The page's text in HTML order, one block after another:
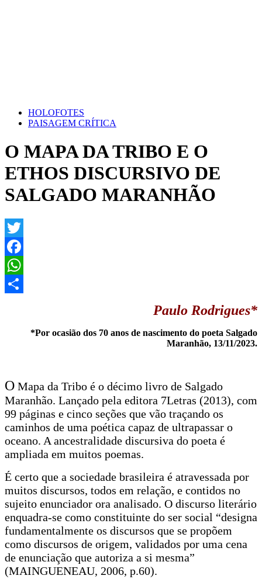
HOLOFOTES
PAISAGEM CRÍTICA
O MAPA DA TRIBO E O
ETHOS DISCURSIVO DE
SALGADO MARANHÃO
Twitter
Facebook
WhatsApp
Paulo Rodrigues*
*Por ocasião dos 70 anos de nascimento do poeta Salgado
Maranhão, 13/11/2023.
O Mapa da Tribo é o décimo livro de Salgado
Maranhão. Lançado pela editora 7Letras (2013), com
99 páginas e cinco seções que vão traçando os
caminhos de uma poética capaz de ultrapassar o
oceano. A ancestralidade discursiva do poeta é
ampliada em muitos poemas.
É certo que a sociedade brasileira é atravessada por
muitos discursos, todos em relação, e contidos no
sujeito enunciador ora analisado. O discurso literário
enquadra-se como constituinte do ser social “designa
fundamentalmente os discursos que se propõem
como discursos de origem, validados por uma cena
de enunciação que autoriza a si mesma”
(MAINGUENEAU, 2006, p.60).